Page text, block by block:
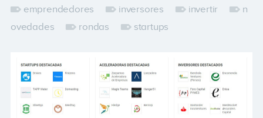
emprendedores
inversores invertir
n
ovedades
rondas startups